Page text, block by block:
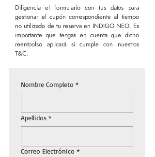
Diligencia el formulario con tus datos para
gestionar el cupón correspondiente al tiempo
no utilizado de tu reserva en INDIGO NEO. Es
importante que tengas en cuenta que dicho
reembolso aplicará si cumple con nuestros
T&C.
Nombre Completo *
Apellidos *
Correo Electrónico *